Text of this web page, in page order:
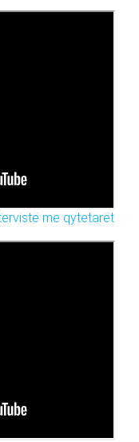
me qytetarët